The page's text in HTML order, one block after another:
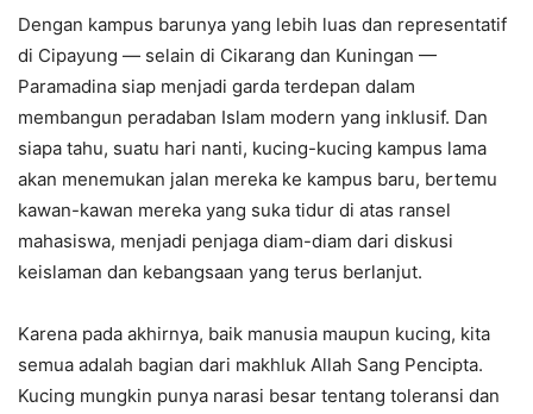
Dengan kampus barunya yang lebih luas dan representatif
di Cipayung — selain di Cikarang dan Kuningan —
Paramadina siap menjadi garda terdepan dalam
membangun peradaban Islam modern yang inklusif. Dan
siapa tahu, suatu hari nanti, kucing-kucing kampus lama
akan menemukan jalan mereka ke kampus baru, bertemu
kawan-kawan mereka yang suka tidur di atas ransel
mahasiswa, menjadi penjaga diam-diam dari diskusi
keislaman dan kebangsaan yang terus berlanjut.
Karena pada akhirnya, baik manusia maupun kucing, kita
semua adalah bagian dari makhluk Allah Sang Pencipta.
Kucing mungkin punya narasi besar tentang toleransi dan